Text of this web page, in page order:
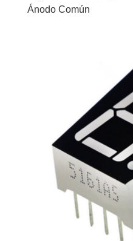
Ánodo Común